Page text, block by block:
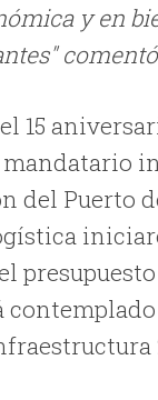
y en
15
del Puerto